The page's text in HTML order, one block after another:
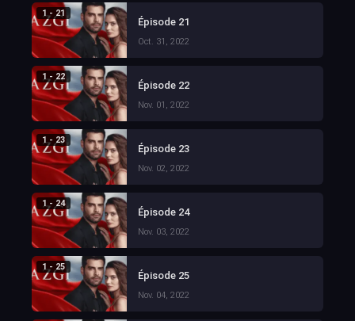
1 - 21
Épisode 21
Oct. 31, 2022
1 - 22
Épisode 22
Nov. 01, 2022
1 - 23
Épisode 23
Nov. 02, 2022
1 - 24
Épisode 24
Nov. 03, 2022
1 - 25
Épisode 25
Nov. 04, 2022